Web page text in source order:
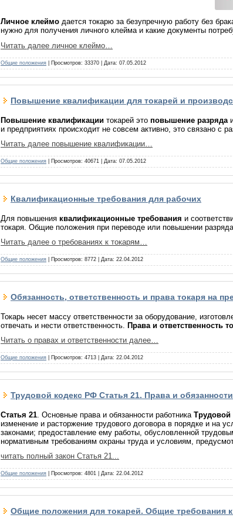
Личное клеймо дается токарю за безупречную работу без
нужно для получения личного клейма и какие документы
Читать далее личное клеймо…
Общие положения | Просмотров: 33370 | Дата: 07.05.2012
Повышение квалификации для токарей и
Повышение квалификации токарей это повышение разряда
и предприятиях происходит не совсем активно, это связано с
Читать далее повышение квалификации…
Общие положения | Просмотров: 40671 | Дата: 07.05.2012
Квалификационные требования для рабочих
Для повышения квалификационные требования и
токаря. Общие положения при переводе или повышении
Читать далее о требованиях к токарям…
Общие положения | Просмотров: 8772 | Дата: 22.04.2012
Обязанность, ответственность и права токаря на
Токарь несет массу ответственности за оборудование,
отвечать и нести ответственность. Права и ответственность
Читать о правах и ответственности далее…
Общие положения | Просмотров: 4713 | Дата: 22.04.2012
Трудовой кодекс РФ Статья 21. Права и
Статья 21 . Основные права и обязанности работника Трудовой
изменение и расторжение трудового договора в порядке и
законами; предоставление ему работы, обусловленной
нормативным требованиям охраны труда и условиям,
читать полный закон Статья 21...
Общие положения | Просмотров: 4801 | Дата: 22.04.2012
Общие положения для токарей. Общие требования к